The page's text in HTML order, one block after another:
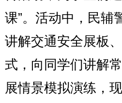
课”。活动中，民辅
讲解交通安全展板
式，向同学们讲解
展情景模拟演练，